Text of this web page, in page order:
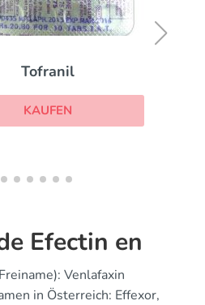
Tofranil
KAUFEN
Efectin en
Venlafaxin
in Österreich: Effexor,